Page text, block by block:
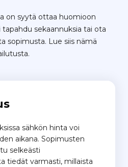
on syytä ottaa huomioon
sekaannuksia tai ota
sopimusta. Lue siis nämä
sähkön hinta voi
aikana. Sopimusten
selkeästi
tiedät varmasti, millaista